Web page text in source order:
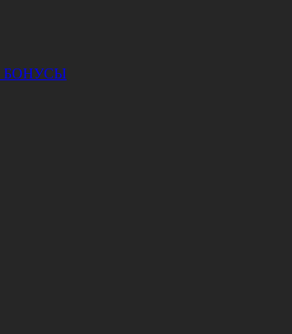
БОНУСЫ